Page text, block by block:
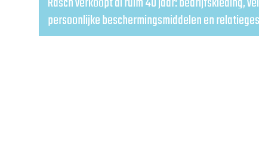
persoonlijke beschermingsmiddelen en